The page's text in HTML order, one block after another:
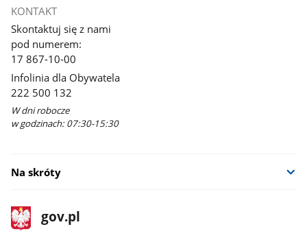
KONTAKT
Skontaktuj się z nami
pod numerem:
17 867-10-00
Infolinia dla Obywatela
222 500 132
W dni robocze
w godzinach: 07:30-15:30
Na skróty
stopka
gov.pl
Strona
gov.pl